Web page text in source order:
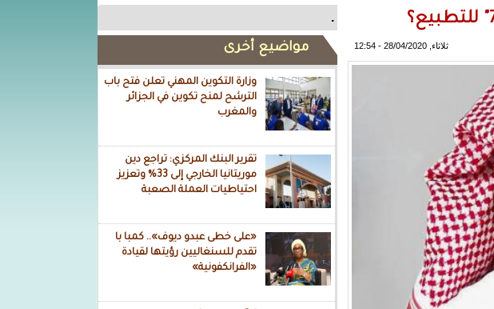
.
مواضيع أخرى
وزارة التكوين المهني تعلن فتح باب
الترشح لمنح تكوين في الجزائر
والمغرب
تقرير البنك المركزي: تراجع دين
موريتانيا الخارجي إلى 33% وتعزيز
احتياطيات العملة الصعبة
«على خطى عبدو ديوف».. كمبا با
تقدم للسنغاليين رؤيتها لقيادة
«الفرانكفونية»
ثلاثاء, 28/04/2020 - 12:54